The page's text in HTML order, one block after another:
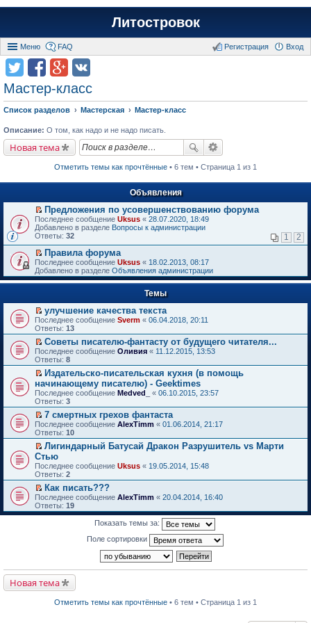
Литостровок
Меню FAQ Вход
Регистрация
Мастер-класс
Список разделов Мастерская Мастер-класс
Описание: О том, как надо и не надо писать.
Новая тема
Отметить темы как прочтённые • 6 тем • Страница 1 из 1
Объявления
П
е
р
й
т
и
к
п
в
о
м
у
н
е
п
р
о
ч
и
т
а
н
н
о
м
у
с
о
о
б
щ
е
н
и
Предложения по усовершенствованию форума
Последнее сообщение Uksus « 28.07.2020, 18:49
Добавлено в разделе Вопросы к администрации
Ответы: 32 1 2
П
е
р
е
т
и
к
п
е
р
в
о
м
у
н
е
п
р
о
ч
и
т
а
н
н
о
м
у
с
о
ю
Правила форума
Последнее сообщение Uksus « 18.02.2013, 08:17
Добавлено в разделе Объявления администрации
Темы
П
е
р
е
й
т
и
к
п
е
р
в
о
м
у
н
е
п
р
о
ч
и
т
а
н
о
о
б
щ
улучшение качества текста
Последнее сообщение Sverm « 06.04.2018, 20:11
Ответы: 13
П
е
р
е
й
т
и
к
п
е
р
в
о
м
у
н
е
п
р
о
ч
м
у
с
Советы писателю-фантасту от будущего читателя...
Последнее сообщение Оливия « 11.12.2015, 13:53
Ответы: 8
П
е
р
е
й
т
и
к
п
е
р
в
о
м
у
н
е
а
н
н
Издательско-писательская кухня (в помощь
начинающему писателю) - Geektimes
Последнее сообщение Medved_ « 06.10.2015, 23:57
Ответы: 3
П
е
р
е
й
т
и
к
п
е
р
в
р
о
ч
7 смертных грехов фантаста
Последнее сообщение AlexTimm « 01.06.2014, 21:17
Ответы: 10
П
е
р
е
й
т
и
к
у
е
Лигиндарный Батусай Дракон Разрушитель vs Марти
Стью
Последнее сообщение Uksus « 19.05.2014, 15:48
Ответы: 2
П
е
р
е
в
Как писать???
Последнее сообщение AlexTimm « 20.04.2014, 16:40
Ответы: 19
Показать темы за:
Поле сортировки
Новая тема
Отметить темы как прочтённые • 6 тем • Страница 1 из 1